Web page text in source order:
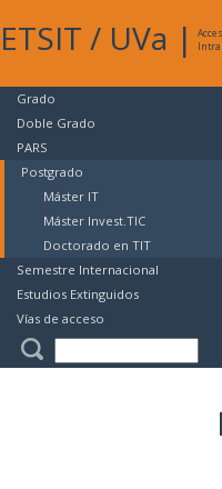
ETSIT / UVa |
Grado
Doble Grado
PARS
Postgrado
Máster IT
Máster Invest.TIC
Doctorado en TIT
Semestre Internacional
Estudios Extinguidos
Vías de acceso